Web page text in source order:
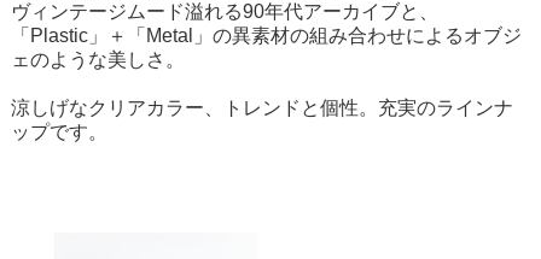
ヴィンテージムード溢れる90年代アーカイブと、
「Plastic」＋「Metal」の異素材の組み合わせによるオブジ
ェのような美しさ。
涼しげなクリアカラー、トレンドと個性。充実のラインナ
ップです。